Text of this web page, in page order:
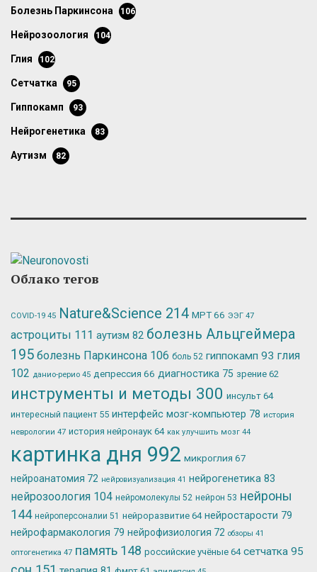
болезнь Паркинсона 106
нейрозоология 104
глия 102
сетчатка 95
гиппокамп 93
нейрогенетика 83
аутизм 82
Облако тегов
COVID-19 45 Nature&Science 214 МРТ66 ЭЭГ 47
астроциты 111 аутизм 82 болезнь Альцгеймера
195 болезнь Паркинсона 106 боль 52 гиппокамп 93 глия
102 данио-рерио 45 депрессия 66 диагностика 75 зрение 62
инструменты и методы 300 инсульт 64
интересный пациент 55 интерфейс мозг-компьютер 78 история
неврологии 47 история нейронаук 64 как улучшить мозг 44
картинка дня 992 микроглия 67
нейроанатомия 72 нейровизуализация 41 нейрогенетика 83
нейрозоология 104 нейромолекулы 52 нейрон 53 нейроны
144 нейроперсоналии 51 нейроразвитие 64 нейростарости 79
нейрофармакология 79 нейрофизиология 72 обзоры 41
оптогенетика 47 память 148 российские учёные 64 сетчатка 95